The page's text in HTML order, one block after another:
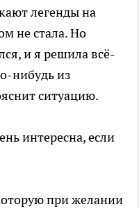
легенды на
не стала. Но
и я решила всё-
нибудь из
ситуацию.
интересна, если
при желании